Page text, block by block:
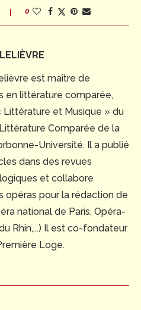
0
est maître de
en littérature comparée,
Littérature et Musique » du
Comparée de la
Université. Il a publié
dans des revues
et collabore
pour la rédaction de
national de Paris, Opéra-
Rhin,...) Il est co-fondateur
Loge.